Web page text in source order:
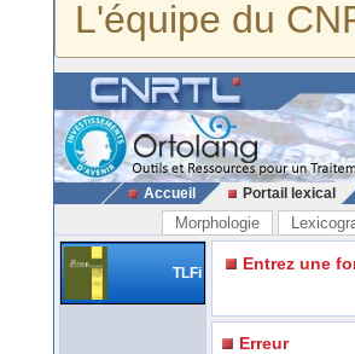
L'équipe du
Accueil Portail lexical
Morphologie
TLFi Entrez une
Erreur